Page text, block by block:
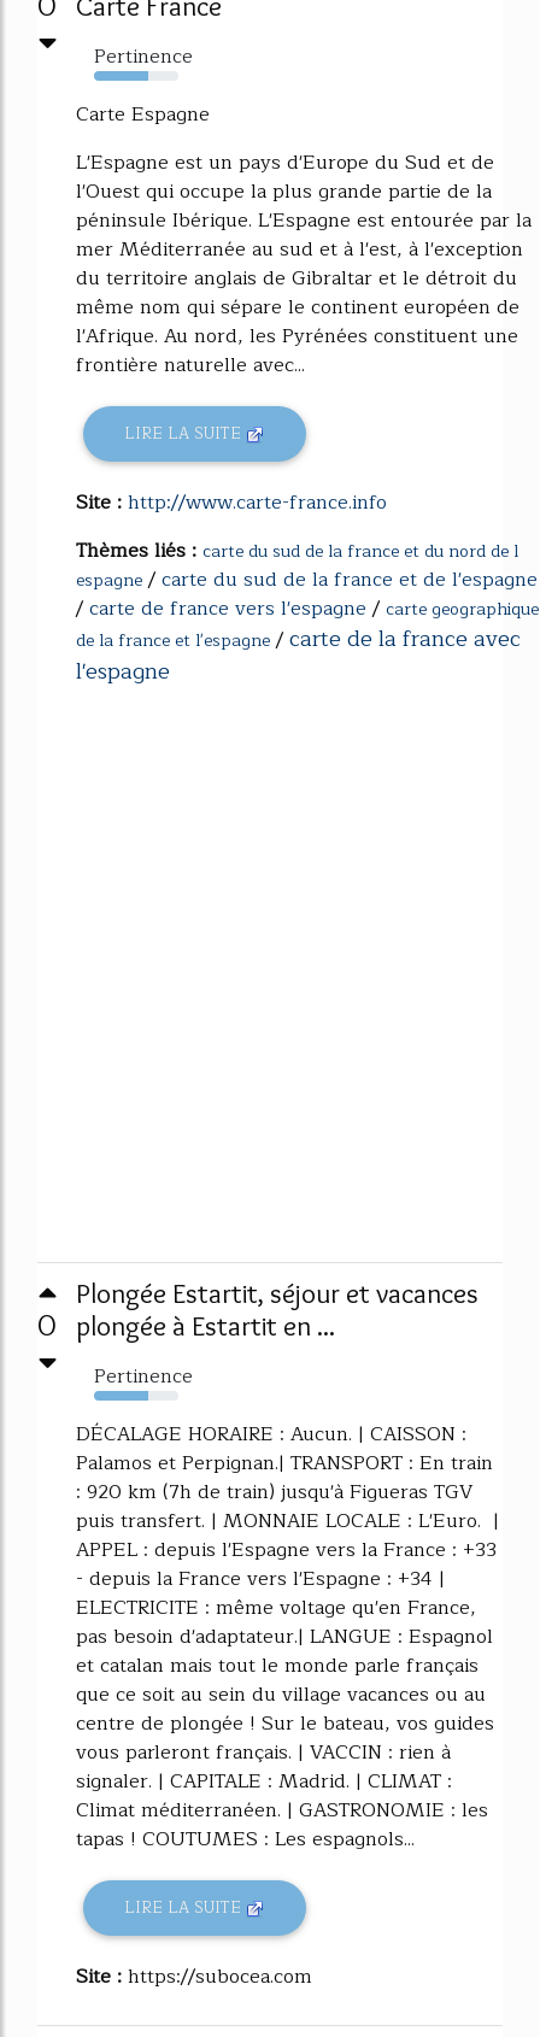
Pertinence
64%
Carte Espagne
L'Espagne est un pays d'Europe du Sud et de
l'Ouest qui occupe la plus grande partie de la
péninsule Ibérique. L'Espagne est entourée par la
mer Méditerranée au sud et à l'est, à l'exception
du territoire anglais de Gibraltar et le détroit du
même nom qui sépare le continent européen de
l'Afrique. Au nord, les Pyrénées constituent une
frontière naturelle avec...
LIRE LA SUITE
Site :http://www.carte-france.info
Thèmes liés : carte du sud de la france et du nord de l
espagne/carte du sud de la france et de l'espagne
/carte de france vers l'espagne/ carte geographique
de la france et l'espagne/carte de la france avec
l'espagne
0
Plongée Estartit, séjour et vacances
plongée à Estartit en ...
Pertinence
64%
DÉCALAGE HORAIRE : Aucun. | CAISSON :
Palamos et Perpignan.| TRANSPORT : En train
: 920 km (7h de train) jusqu'à Figueras TGV
puis transfert. | MONNAIE LOCALE : L'Euro. |
APPEL : depuis l'Espagne vers la France : +33
- depuis la France vers l'Espagne : +34 |
ELECTRICITE : même voltage qu'en France,
pas besoin d'adaptateur.| LANGUE : Espagnol
et catalan mais tout le monde parle français
que ce soit au sein du village vacances ou au
centre de plongée ! Sur le bateau, vos guides
vous parleront français. | VACCIN : rien à
signaler. | CAPITALE : Madrid. | CLIMAT :
Climat méditerranéen. | GASTRONOMIE : les
tapas ! COUTUMES : Les espagnols...
LIRE LA SUITE
Site :https://subocea.com